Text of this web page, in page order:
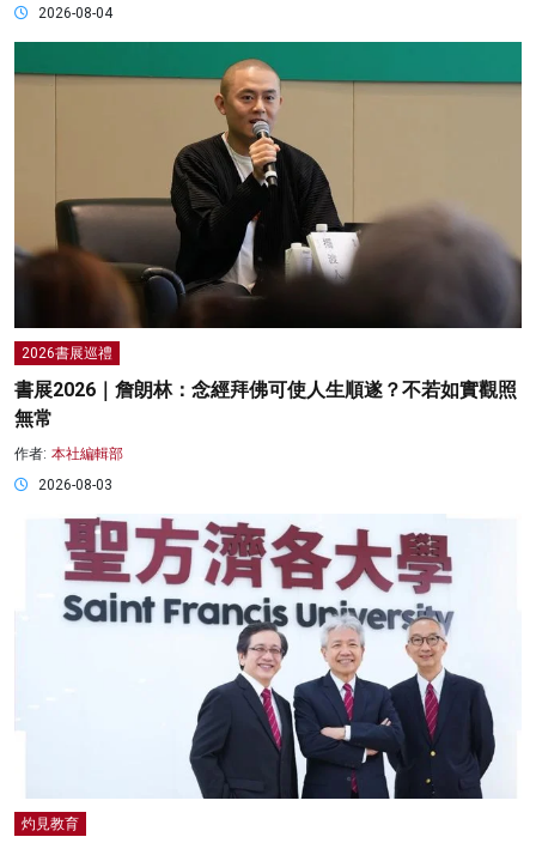
2026-08-04
2026書展巡禮
書展2026｜詹朗林：念經拜佛可使人生順遂？不若如實觀照
無常
作者: 本社編輯部
2026-08-03
灼見教育